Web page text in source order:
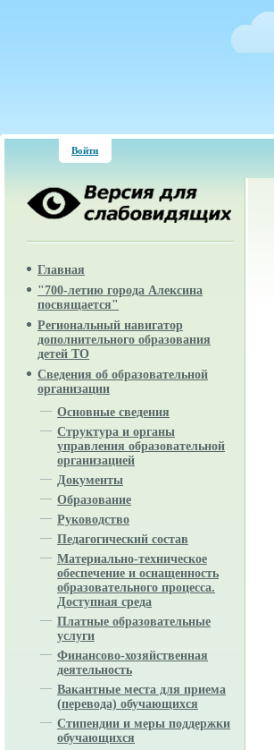
Войти
Главная
"700-летию города Алексина
посвящается"
Региональный навигатор
дополнительного образования
детей ТО
Сведения об образовательной
организации
Основные сведения
Структура и органы
управления образовательной
организацией
Документы
Образование
Руководство
Педагогический состав
Материально-техническое
обеспечение и оснащенность
образовательного процесса.
Доступная среда
Платные образовательные
услуги
Финансово-хозяйственная
деятельность
Вакантные места для приема
(перевода) обучающихся
Стипендии и меры поддержки
обучающихся